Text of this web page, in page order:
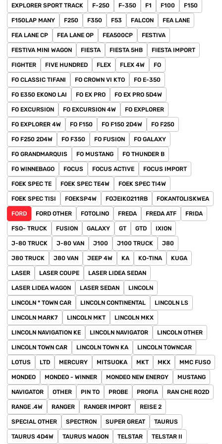
EXPLORER SPORT TRACK F-250 F-350 F1 F100 F150
F150LAP MANY F250 F350 F53 FALCON FEA LANE
FEA LANE CP FEA LANE OP FEA500CP FESTIVA
FESTIVA MINI WAGON FIESTA FIESTA 5HB FIESTA IMPORT
FIGHTER FIVE HUNDRED FLEX FLEX 4W FO
FO CLASSIC TIFANI FO CROWN VI KTO FO E-350
FO E350 EKONO LAI FO EX PRO FO EX PRO 5D4W
FO EXCURSION FO EXCURSION 4W FO EXPLORER
FO EXPLORER 4W FO F150 FO F150 2D4W FO F250
FO F250 2D4W FO F350 FO FUSION FO GALAXY
FO GRANDMARQUIS FO MUSTANG FO THUNDER B
FO WINNEBAGO FOCUS FOCUS ACTIVE FOCUS IMPORT
FOEK SPEC TE FOEK SPEC TE4W FOEK SPEC TI4W
FOEK SPEC TISI FOEKSP4W FOJEIKO211RB FOKANTOLISKWEA
FORD FORD OTHER FOTOLINO FREDA FREDA ATF FRIDA
FSO- TRUCK FUSION GALAXY GT GTD IXION
J-80 TRUCK J-80 VAN J100 J100 TRUCK J80
J80 TRUCK J80 VAN JEEP 4W KA KO-TINA KUGA
LASER LASER COUPE LASER LIDEA SEDAN
LASER LIDEA WAGON LASER SEDAN LINCOLN
LINCOLN * TOWN CAR LINCOLN CONTINENTAL LINCOLN LS
LINCOLN MARK7 LINCOLN MKT LINCOLN MKX
LINCOLN NAVIGATION KE LINCOLN NAVIGATOR LINCOLN OTHER
LINCOLN TOWN CAR LINCOLN TOWN KA LINCOLN TOWNCAR
LOTUS LTD MERCURY MITSUOKA MKT MKX MMC FUSO
MONDEO MONDEO - WINNER MONDEO NEW ENERGY MUSTANG
NAVIGATOR OTHER PIN TO PROBE PROFIA RAN CHE RO2D
RANGE .4W RANGER RANGER IMPORT REISE 2
SPECIAL OTHER SPECTRON SUPER GREAT TAURUS
TAURUS 4D4W TAURUS WAGON TELSTAR TELSTAR II